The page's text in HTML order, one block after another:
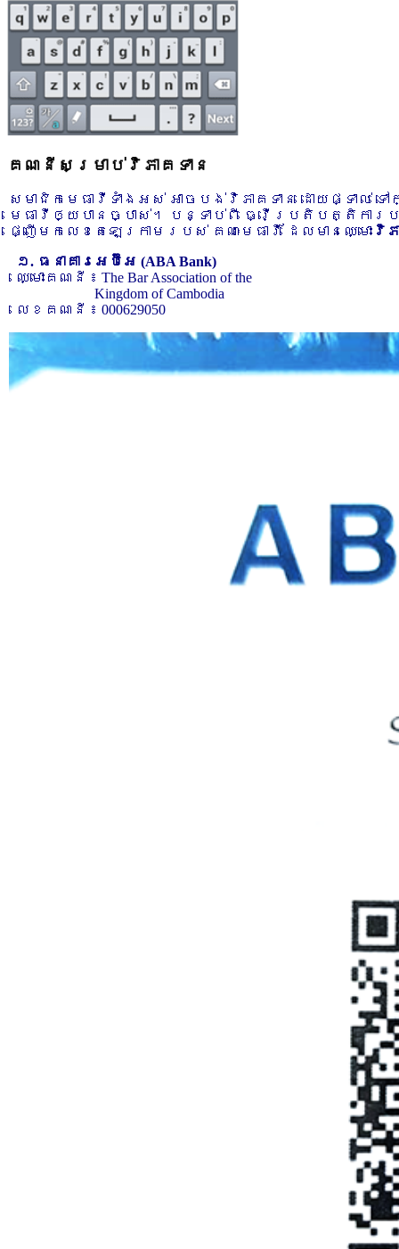
គណនីសម្រាប់វិភាគទាន
សមាជិកមេធាវីទាំងអស់ អាចបង់វិភាគទាន ដោយផ្ទាល់
មេធាវីឲ្យបានច្បាស់។ បន្ទាប់ពី ធ្វើប្រតិបត្តិកា
ផ្ញើមកលេខតេឡេក្រាមរបស់ គណៈមេធាវី ដែលមានឈ្មោះ វិភ
១. ធនាគារអេប៊ីអេ (ABA Bank)
ឈ្មោះគណនី ៖ The Bar Association of the
Kingdom of Cambodia
លេខគណនី ៖ 000629050